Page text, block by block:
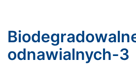
odnawialnych-3